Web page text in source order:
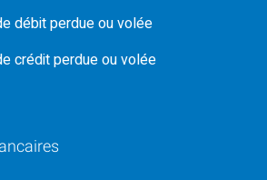
débit perdue ou volée
crédit perdue ou volée